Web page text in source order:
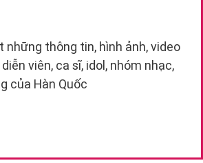
những thông tin, hình ảnh, video
viên, ca sĩ, idol, nhóm nhạc,
của Hàn Quốc